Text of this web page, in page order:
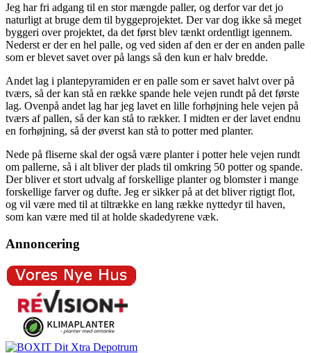
Jeg har fri adgang til en stor mængde paller, og derfor var det jo
naturligt at bruge dem til byggeprojektet. Der var dog ikke så meget
byggeri over projektet, da det først blev tænkt ordentligt igennem.
Nederst er der en hel palle, og ved siden af den er der en anden palle
som er blevet savet over på langs så den kun er halv bredde.
Andet lag i plantepyramiden er en palle som er savet halvt over på
tværs, så der kan stå en række spande hele vejen rundt på det første
lag. Ovenpå andet lag har jeg lavet en lille forhøjning hele vejen på
tværs af pallen, så der kan stå to rækker. I midten er der lavet endnu
en forhøjning, så der øverst kan stå to potter med planter.
Nede på fliserne skal der også være planter i potter hele vejen rundt
om pallerne, så i alt bliver der plads til omkring 50 potter og spande.
Der bliver et stort udvalg af forskellige planter og blomster i mange
forskellige farver og dufte. Jeg er sikker på at det bliver rigtigt flot,
og vil være med til at tiltrække en lang række nyttedyr til haven,
som kan være med til at holde skadedyrene væk.
Annoncering